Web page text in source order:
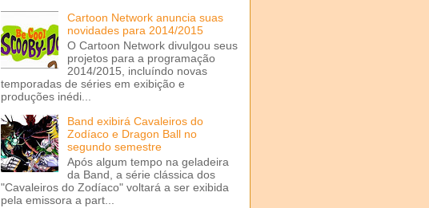
Cartoon Network anuncia suas
novidades para 2014/2015
O Cartoon Network divulgou seus
projetos para a programação
2014/2015, incluíndo novas
temporadas de séries em exibição e
produções inédi...
Band exibirá Cavaleiros do
Zodíaco e Dragon Ball no
segundo semestre
Após algum tempo na geladeira
da Band, a série clássica dos
"Cavaleiros do Zodíaco" voltará a ser exibida
pela emissora a part...